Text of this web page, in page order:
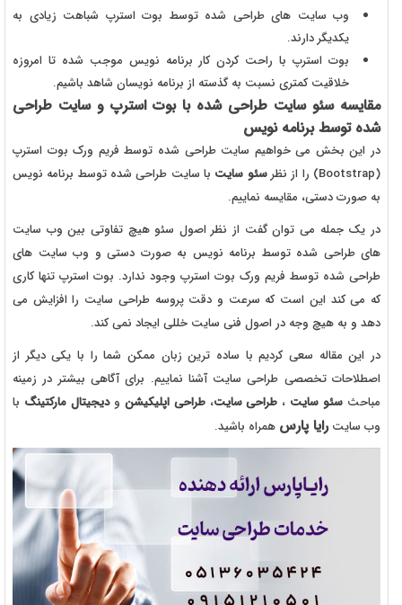
وب سایت های طراحی شده توسط بوت استرپ شباهت زیادی به
یکدیگر دارند.
بوت استرپ با راحت کردن کار برنامه نویس موجب شده تا امروزه
خلاقیت کمتری نسبت به گذسته از برنامه نویسان شاهد باشیم.
مقایسه سئو سایت طراحی شده با بوت استرپ و سایت طراحی
شده توسط برنامه نویس
در این بخش می خواهیم سایت طراحی شده توسط فریم ورک بوت استرپ
(Bootstrap) را از نظر
سئو سایت با سایت طراحی شده توسط برنامه نویس
به صورت دستی، مقایسه نماییم.
در یک جمله می توان گفت از نظر اصول سئو هیچ تفاوتی بین وب سایت
های طراحی شده توسط برنامه نویس به صورت دستی و وب سایت های
طراحی شده توسط فریم ورک بوت استرپ وجود ندارد. بوت استرپ تنها کاری
که می کند این است که سرعت و دقت پروسه طراحی سایت را افزایش می
دهد و به هیچ وجه در اصول فنی سایت خللی ایجاد نمی کند.
در این مقاله سعی کردیم با ساده ترین زبان ممکن شما را با یکی دیگر از
اصطلاحات تخصصی طراحی سایت آشنا نماییم. برای آگاهی بیشتر در زمینه
مباحث سئو سایت ، طراحی سایت،طراحی اپلیکیشن ودیجیتال مارکتینگ با
وب سایترایا پارس همراه باشید.